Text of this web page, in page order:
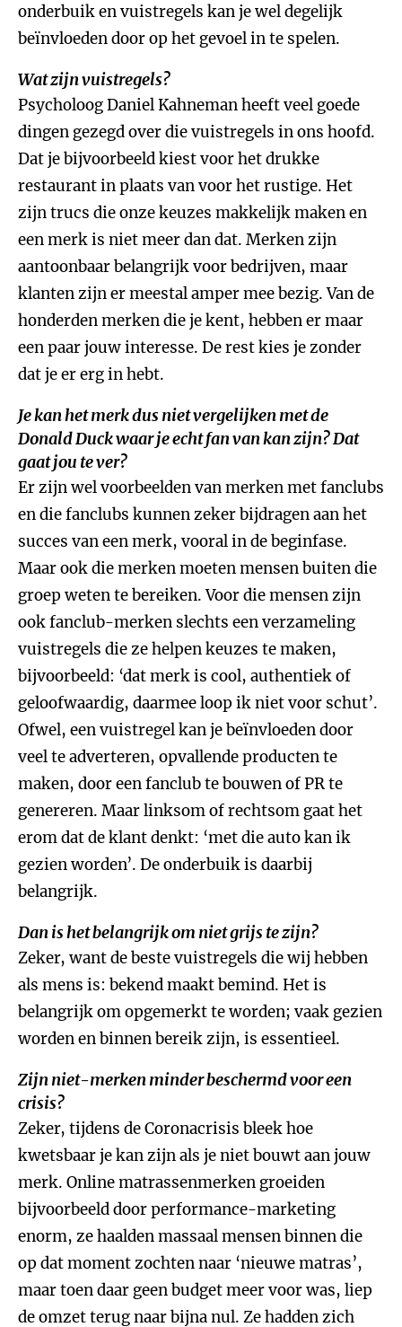
onderbuik en vuistregels kan je wel degelijk
beïnvloeden door op het gevoel in te spelen.
Wat zijn vuistregels?
Psycholoog Daniel Kahneman heeft veel goede
dingen gezegd over die vuistregels in ons hoofd.
Dat je bijvoorbeeld kiest voor het drukke
restaurant in plaats van voor het rustige. Het
zijn trucs die onze keuzes makkelijk maken en
een merk is niet meer dan dat. Merken zijn
aantoonbaar belangrijk voor bedrijven, maar
klanten zijn er meestal amper mee bezig. Van de
honderden merken die je kent, hebben er maar
een paar jouw interesse. De rest kies je zonder
dat je er erg in hebt.
Je kan het merk dus niet vergelijken met de
Donald Duck waar je echt fan van kan zijn? Dat
gaat jou te ver?
Er zijn wel voorbeelden van merken met fanclubs
en die fanclubs kunnen zeker bijdragen aan het
succes van een merk, vooral in de beginfase.
Maar ook die merken moeten mensen buiten die
groep weten te bereiken. Voor die mensen zijn
ook fanclub-merken slechts een verzameling
vuistregels die ze helpen keuzes te maken,
bijvoorbeeld: ‘dat merk is cool, authentiek of
geloofwaardig, daarmee loop ik niet voor schut’.
Ofwel, een vuistregel kan je beïnvloeden door
veel te adverteren, opvallende producten te
maken, door een fanclub te bouwen of PR te
genereren. Maar linksom of rechtsom gaat het
erom dat de klant denkt: ‘met die auto kan ik
gezien worden’. De onderbuik is daarbij
belangrijk.
Dan is het belangrijk om niet grijs te zijn?
Zeker, want de beste vuistregels die wij hebben
als mens is: bekend maakt bemind. Het is
belangrijk om opgemerkt te worden; vaak gezien
worden en binnen bereik zijn, is essentieel.
Zijn niet-merken minder beschermd voor een
crisis?
Zeker, tijdens de Coronacrisis bleek hoe
kwetsbaar je kan zijn als je niet bouwt aan jouw
merk. Online matrassenmerken groeiden
bijvoorbeeld door performance-marketing
enorm, ze haalden massaal mensen binnen die
op dat moment zochten naar ‘nieuwe matras’,
maar toen daar geen budget meer voor was, liep
de omzet terug naar bijna nul. Ze hadden zich